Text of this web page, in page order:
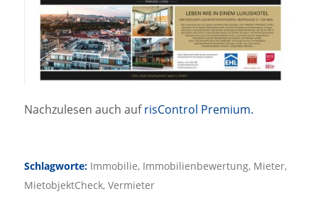
Nachzulesen auch aufrisControl Premium.
Schlagworte: Immobilie, Immobilienbewertung, Mieter,
MietobjektCheck, Vermieter